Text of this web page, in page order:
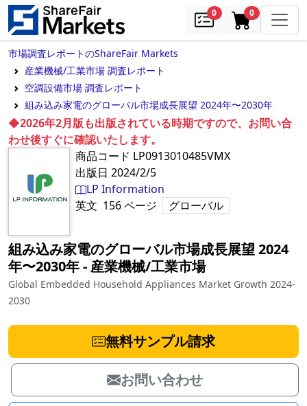
0samples0in cart
市場調査レポートのShareFair Markets
産業機械/工業市場 調査レポート
空調設備市場 調査レポート
組み込み家電のグローバル市場成長展望 2024年〜2030年
◆2026年2月版も出版されている時期ですので、お問い合
わせ後すぐに確認いたします。
商品コード LP0913010485VMX
出版日 2024/2/5
LP Information
英文 156ページ グローバル
組み込み家電のグローバル市場成長展望 2024
年〜2030年‐ 産業機械/工業市場
Global Embedded Household Appliances Market Growth 2024-
2030
無料サンプル請求
お問い合わせ